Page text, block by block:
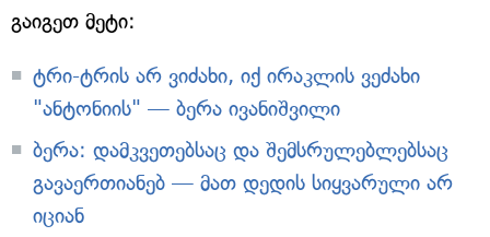
გაიგეთ მეტი:
ტრი-ტრის არ ვიძახი, იქ ირაკლის ვეძახი
"ანტონიის" — ბერა ივანიშვილი
ბერა: დამკვეთებსაც და შემსრულებლებსაც
გავაერთიანებ — მათ დედის სიყვარული არ
იციან